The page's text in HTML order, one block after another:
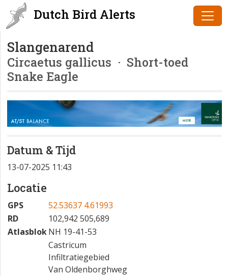
Dutch Bird Alerts
Slangenarend
Circaetus gallicus · Short-toed
Snake Eagle
Datum & Tijd
13-07-2025 11:43
Locatie
GPS
52.53637 4.61993
RD
102,942 505,689
AtlasblokNH 19-41-53
Castricum
Infiltratiegebied
Van Oldenborghweg